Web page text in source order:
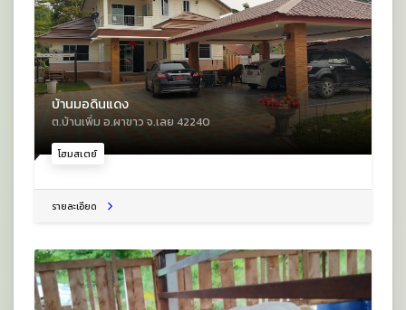
โฮมสเตย์
บ้านมอดินแดง
ต.บ้านเพิ่ม อ.ผาขาว จ.เลย 42240
รายละเอียด